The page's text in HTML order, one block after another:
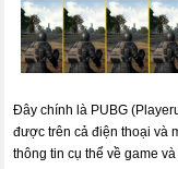
Đây chính là PUBG
được trên cả điện thoại và
thông tin cụ thể về game